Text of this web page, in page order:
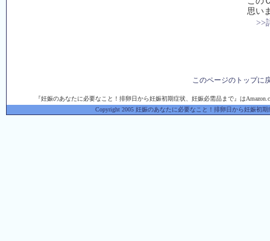
思い
>>
このページのトップに
『妊娠のあなたに必要なこと！排卵日から妊娠初期症状、妊娠必需品まで』は
Copyright 2005 妊娠のあなたに必要なこと！排卵日から妊娠初